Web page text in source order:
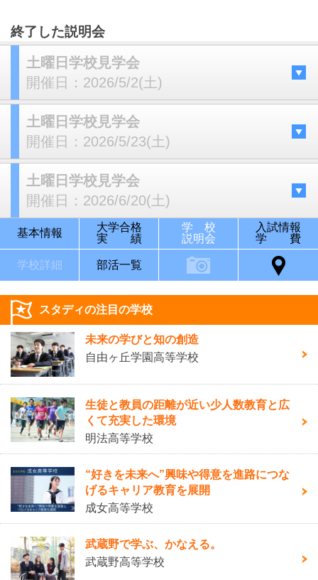
終了した説明会
土曜日学校見学会
開催日： 2026/5/2(土)
土曜日学校見学会
開催日： 2026/5/23(土)
土曜日学校見学会
開催日： 2026/6/20(土)
基本情報
大学合格
実 績
学 校
説明会
入試情報
学 費
学校詳細 部活一覧
スタディの注目の学校
未来の学びと知の創造
自由ヶ丘学園高等学校
生徒と教員の距離が近い少人数教育と広
くて充実した環境
明法高等学校
“好きを未来へ”興味や得意を進路につな
げるキャリア教育を展開
成女高等学校
武蔵野で学ぶ、かなえる。
武蔵野高等学校